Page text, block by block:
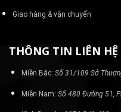
Giao hàng & vận chuyển
THÔNG TIN LIÊN HỆ
Miền Bắc: Số 31/109 Sở
Miền Nam: Số 480 Đường 51,